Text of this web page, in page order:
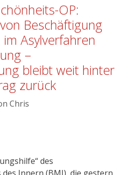
OP:
Beschäftigung
Asylverfahren
–
bleibt weit hinter
zurück
Chris
des